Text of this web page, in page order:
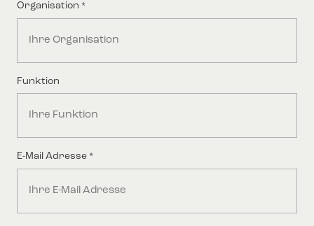
Organisation *
Funktion
E-Mail Adresse *